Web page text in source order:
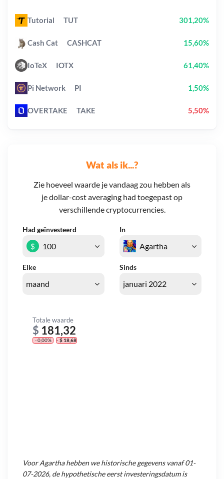
Wat als ik...?
Zie hoeveel waarde je vandaag zou hebben als
je dollar-cost averaging had toegepast op
verschillende cryptocurrencies.
Had geïnvesteerd In
Elke Sinds
$
Totale waarde
$ 181,32
- 0,00% - $ 18,68
VoorAgarthahebben we historische gegevens vanaf01-
07-2026, de hypothetische eerst investeringsdatum is
Tutorial TUT 301,20%
Cash Cat CASHCAT 15,60%
IoTeX IOTX 61,40%
Pi Network PI 1,50%
OVERTAKE TAKE 5,50%